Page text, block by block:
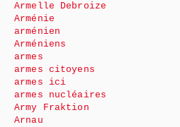
Armelle Debroize
Arménie
arménien
Arméniens
armes
armes citoyens
armes ici
armes nucléaires
Army Fraktion
Arnau